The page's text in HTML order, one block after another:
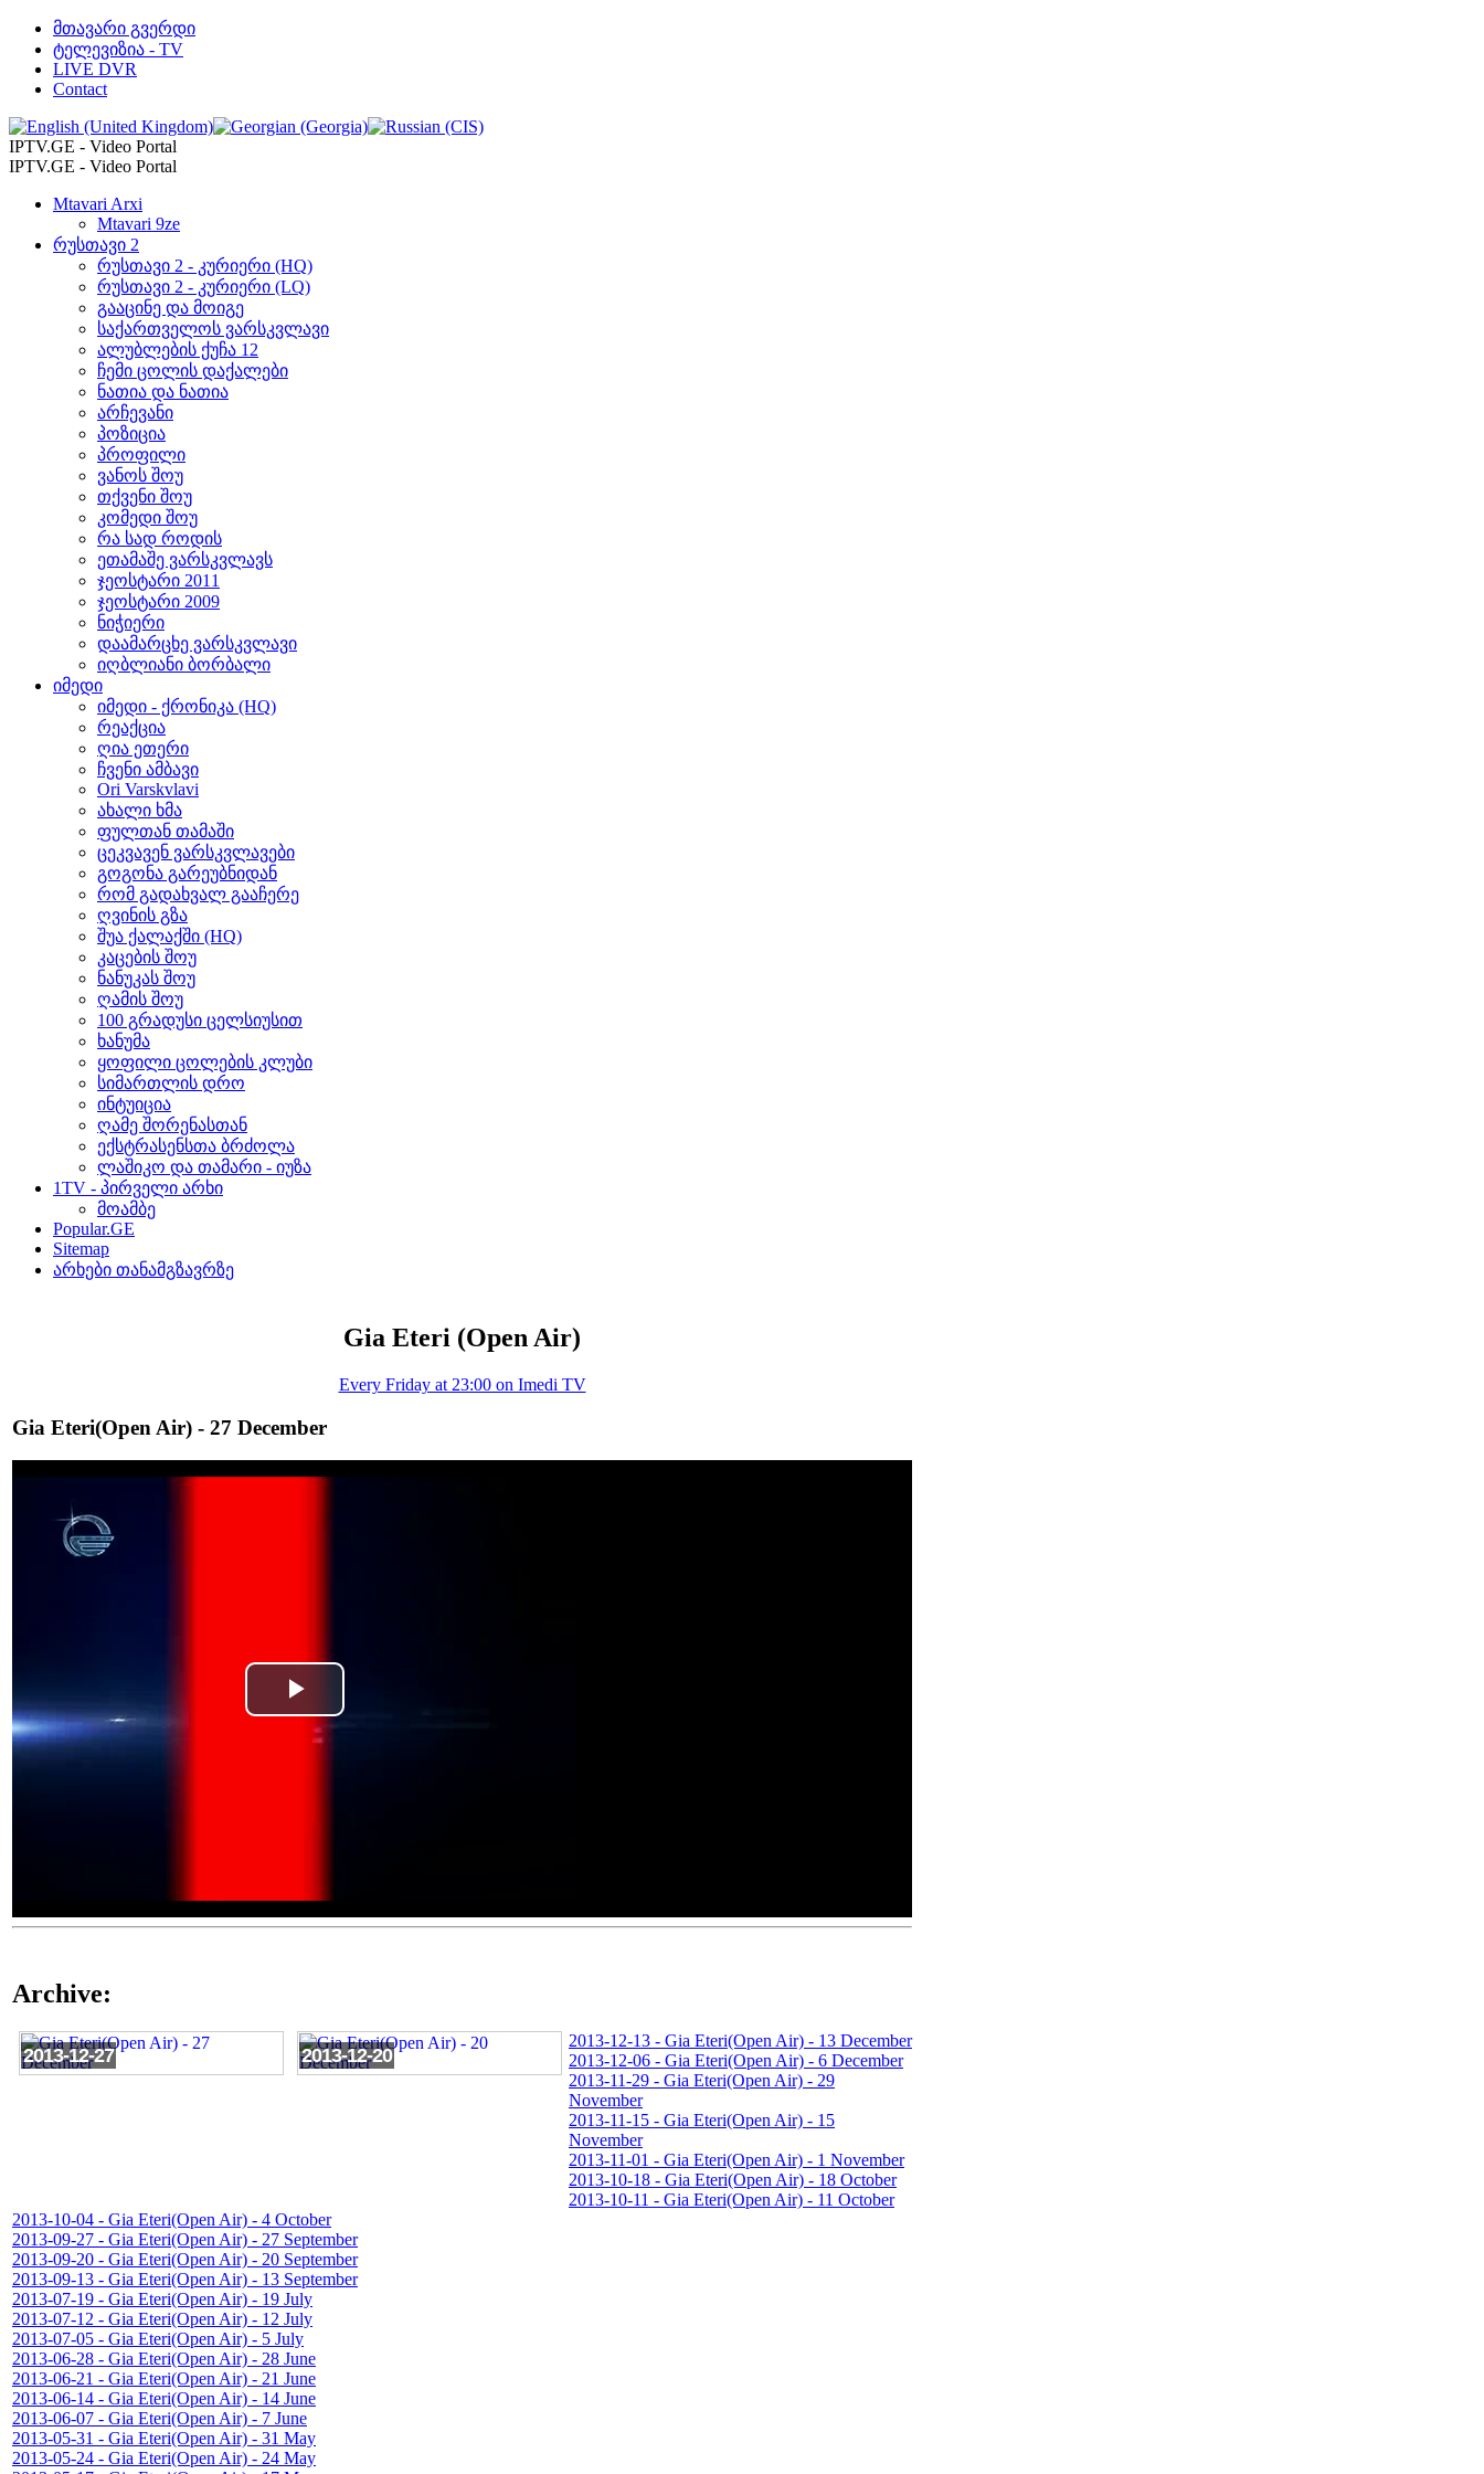
მთავარი გვერდი
ტელევიზია - TV
LIVE DVR
Contact
IPTV.GE - Video Portal
IPTV.GE - Video Portal
Mtavari Arxi
Mtavari 9ze
რუსთავი 2
რუსთავი 2 - კურიერი (HQ)
რუსთავი 2 - კურიერი (LQ)
გააცინე და მოიგე
საქართველოს ვარსკვლავი
ალუბლების ქუჩა 12
ჩემი ცოლის დაქალები
ნათია და ნათია
არჩევანი
პოზიცია
პროფილი
ვანოს შოუ
თქვენი შოუ
კომედი შოუ
რა სად როდის
ეთამაშე ვარსკვლავს
ჯეოსტარი 2011
ჯეოსტარი 2009
ნიჭიერი
დაამარცხე ვარსკვლავი
იღბლიანი ბორბალი
იმედი
იმედი - ქრონიკა (HQ)
რეაქცია
ღია ეთერი
ჩვენი ამბავი
Ori Varskvlavi
ახალი ხმა
ფულთან თამაში
ცეკვავენ ვარსკვლავები
გოგონა გარეუბნიდან
რომ გადახვალ გააჩერე
ღვინის გზა
შუა ქალაქში (HQ)
კაცების შოუ
ნანუკას შოუ
ღამის შოუ
100 გრადუსი ცელსიუსით
ხანუმა
ყოფილი ცოლების კლუბი
სიმართლის დრო
ინტუიცია
ღამე შორენასთან
ექსტრასენსთა ბრძოლა
ლაშიკო და თამარი - იუზა
1TV - პირველი არხი
მოამბე
Popular.GE
Sitemap
არხები თანამგზავრზე
Gia Eteri (Open Air)
Every Friday at 23:00 on Imedi TV
Gia Eteri(Open Air) - 27 December
Play
Archive:
2013-12-27 2013-12-20
2013-12-13 - Gia Eteri(Open Air) - 13 December
2013-12-06 - Gia Eteri(Open Air) - 6 December
2013-11-29 - Gia Eteri(Open Air) - 29
November
2013-11-15 - Gia Eteri(Open Air) - 15
November
2013-11-01 - Gia Eteri(Open Air) - 1 November
2013-10-18 - Gia Eteri(Open Air) - 18 October
2013-10-11 - Gia Eteri(Open Air) - 11 October
2013-10-04 - Gia Eteri(Open Air) - 4 October
2013-09-27 - Gia Eteri(Open Air) - 27 September
2013-09-20 - Gia Eteri(Open Air) - 20 September
2013-09-13 - Gia Eteri(Open Air) - 13 September
2013-07-19 - Gia Eteri(Open Air) - 19 July
2013-07-12 - Gia Eteri(Open Air) - 12 July
2013-07-05 - Gia Eteri(Open Air) - 5 July
2013-06-28 - Gia Eteri(Open Air) - 28 June
2013-06-21 - Gia Eteri(Open Air) - 21 June
2013-06-14 - Gia Eteri(Open Air) - 14 June
2013-06-07 - Gia Eteri(Open Air) - 7 June
2013-05-31 - Gia Eteri(Open Air) - 31 May
2013-05-24 - Gia Eteri(Open Air) - 24 May